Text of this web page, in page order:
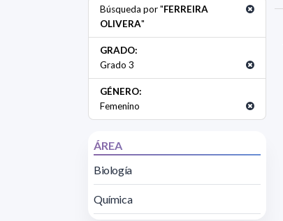
Búsqueda por "FERREIRA
OLIVERA"
GRADO:
Grado 3
GÉNERO:
Femenino
ÁREA
Biología
Química